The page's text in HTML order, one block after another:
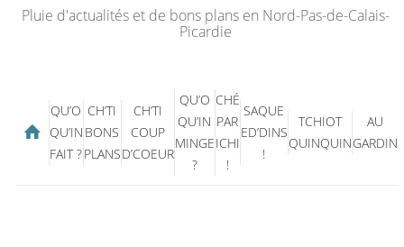
Pluie d'actualités et de bons plans en Nord-Pas-de-Calais-
Picardie
QU’O
QU’IN
FAIT ?
CH’TI
BONS
PLANS
CH’TI
COUP
D’COEUR
QU’O
QU’IN
MINGE
?
CHÉ
PAR
ICHI
!
SAQUE
ED’DINS
!
TCHIOT
QUINQUIN
AU
GARDIN